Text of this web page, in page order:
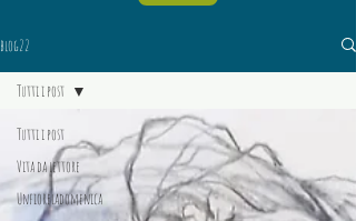
blog22
Tutti i post
Vita da lettore
Unfioreladomenica
Tutti i post